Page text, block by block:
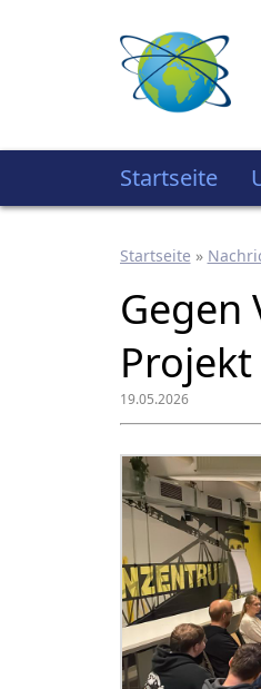
Startseite
Startseite »
Gegen
19.05.2026